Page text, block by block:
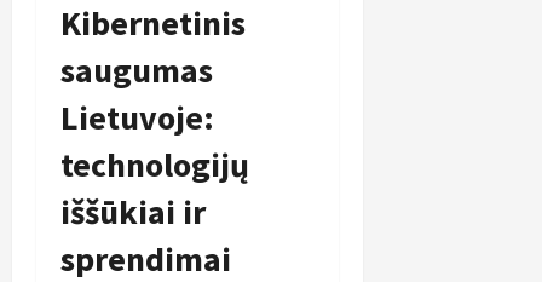
Kibernetinis
saugumas
Lietuvoje:
technologijų
iššūkiai ir
sprendimai